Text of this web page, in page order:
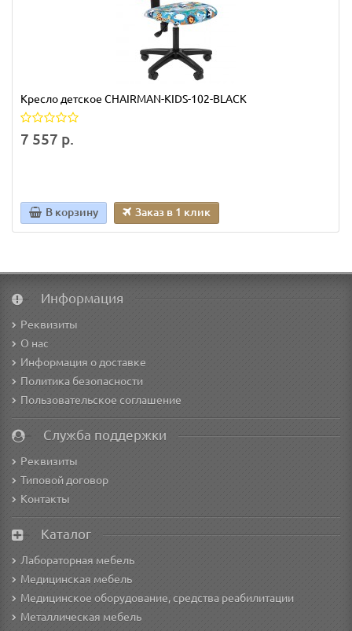
Кресло детское CHAIRMAN-KIDS-102-BLACK
7 557 р.
В корзину Заказ в 1 клик
Информация
Реквизиты
О нас
Информация о доставке
Политика безопасности
Пользовательское соглашение
Служба поддержки
Реквизиты
Типовой договор
Контакты
Каталог
Лабораторная мебель
Медицинская мебель
Медицинское оборудование, средства реабилитации
Металлическая мебель